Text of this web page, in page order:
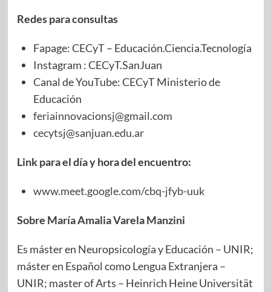
Redes para consultas
Fapage: CECyT – Educación.Ciencia.Tecnología
Instagram : CECyT.SanJuan
Canal de YouTube: CECyT Ministerio de
Educación
feriainnovacionsj@gmail.com
cecytsj@sanjuan.edu.ar
Link para el día y hora del encuentro:
www.meet.google.com/cbq-jfyb-uuk
Sobre María Amalia Varela Manzini
Es máster en Neuropsicología y Educación – UNIR;
máster en Español como Lengua Extranjera –
UNIR; master of Arts – Heinrich Heine Universität